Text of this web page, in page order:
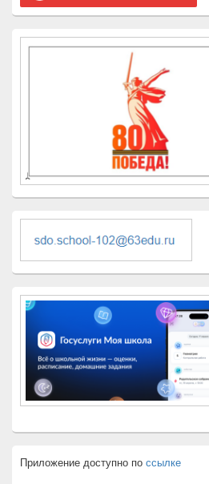
Приложение доступно по ссылке